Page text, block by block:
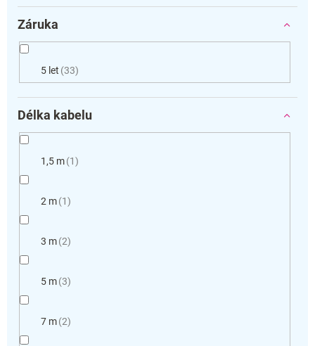
Záruka
5 let 33
Délka kabelu
1,5 m 1
2 m 1
3 m 2
5 m 3
7 m 2